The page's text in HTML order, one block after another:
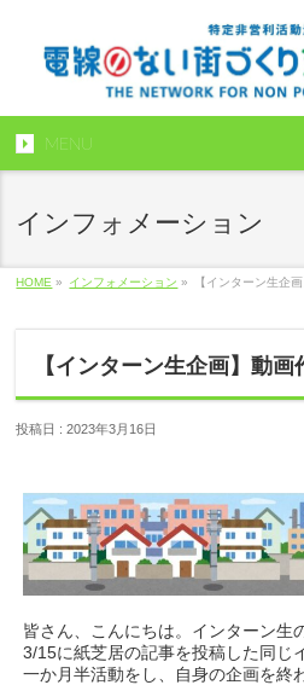
MENU
インフォメーション
HOME » インフォメーション » 【インターン生企
【インターン生企画】動
投稿日 : 2023年3月16日
皆さん、こんにちは。インターン生
3/15に紙芝居の記事を投稿した同じ
一か月半活動をし、自身の企画を終